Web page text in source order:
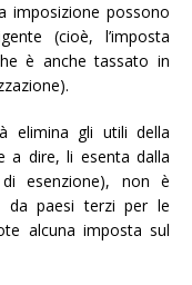
imposizione possono
(cioè, l’imposta
è anche tassato in
elimina gli utili della
a dire, li esenta dalla
esenzione), non è
da paesi terzi per le
alcuna imposta sul